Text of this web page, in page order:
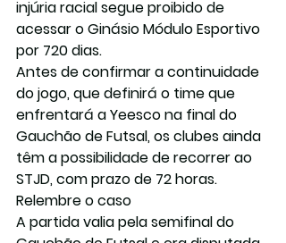
injúria racial segue proibido de
acessar o Ginásio Módulo Esportivo
por 720 dias.
Antes de confirmar a continuidade
do jogo, que definirá o time que
enfrentará a Yeesco na final do
Gauchão de Futsal, os clubes ainda
têm a possibilidade de recorrer ao
STJD, com prazo de 72 horas.
Relembre o caso
A partida valia pela semifinal do